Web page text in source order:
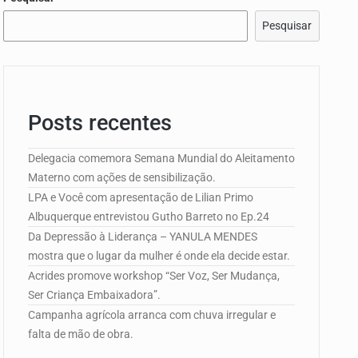
de…
Pesquisar
Posts recentes
Delegacia comemora Semana Mundial do Aleitamento
Materno com ações de sensibilização.
LPA e Você com apresentação de Lilian Primo
Albuquerque entrevistou Gutho Barreto no Ep.24
Da Depressão à Liderança – YANULA MENDES
mostra que o lugar da mulher é onde ela decide estar.
Acrides promove workshop “Ser Voz, Ser Mudança,
Ser Criança Embaixadora”.
Campanha agrícola arranca com chuva irregular e
falta de mão de obra.